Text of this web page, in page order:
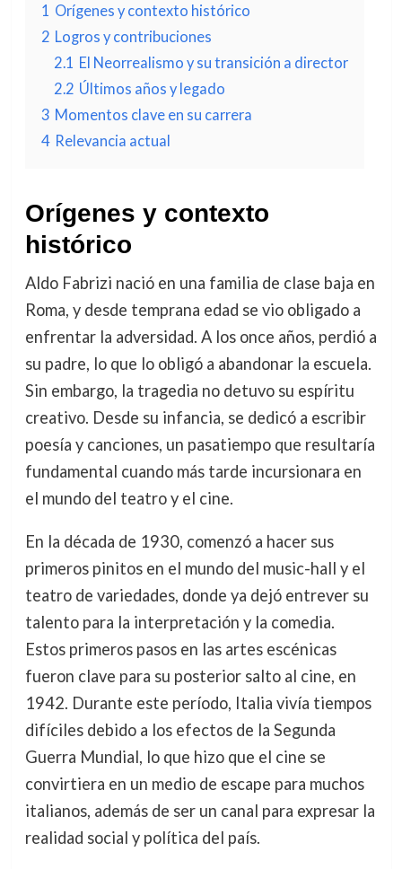
1 Orígenes y contexto histórico
2 Logros y contribuciones
2.1 El Neorrealismo y su transición a director
2.2 Últimos años y legado
3 Momentos clave en su carrera
4 Relevancia actual
Orígenes y contexto
histórico
Aldo Fabrizi nació en una familia de clase baja en
Roma, y desde temprana edad se vio obligado a
enfrentar la adversidad. A los once años, perdió a
su padre, lo que lo obligó a abandonar la escuela.
Sin embargo, la tragedia no detuvo su espíritu
creativo. Desde su infancia, se dedicó a escribir
poesía y canciones, un pasatiempo que resultaría
fundamental cuando más tarde incursionara en
el mundo del teatro y el cine.
En la década de 1930, comenzó a hacer sus
primeros pinitos en el mundo del music-hall y el
teatro de variedades, donde ya dejó entrever su
talento para la interpretación y la comedia.
Estos primeros pasos en las artes escénicas
fueron clave para su posterior salto al cine, en
1942. Durante este período, Italia vivía tiempos
difíciles debido a los efectos de la Segunda
Guerra Mundial, lo que hizo que el cine se
convirtiera en un medio de escape para muchos
italianos, además de ser un canal para expresar la
realidad social y política del país.